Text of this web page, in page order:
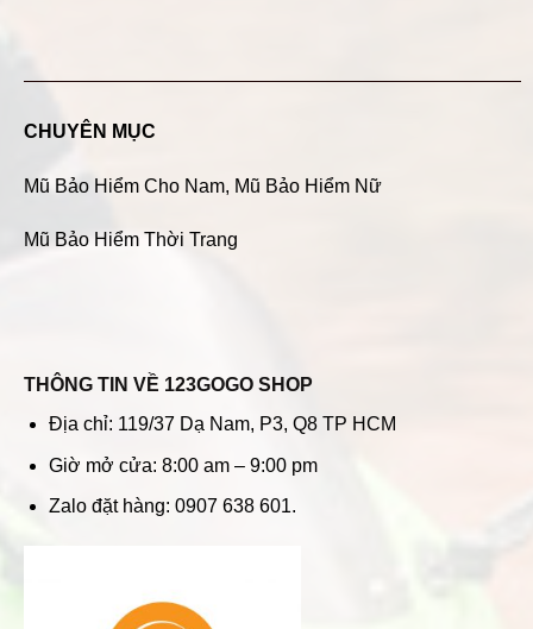
CHUYÊN MỤC
Mũ Bảo Hiểm Cho Nam, Mũ Bảo Hiểm Nữ
Mũ Bảo Hiểm Thời Trang
THÔNG TIN VỀ 123GOGO SHOP
Địa chỉ: 119/37 Dạ Nam, P3, Q8 TP HCM
Giờ mở cửa: 8:00 am – 9:00 pm
Zalo đặt hàng: 0907 638 601.